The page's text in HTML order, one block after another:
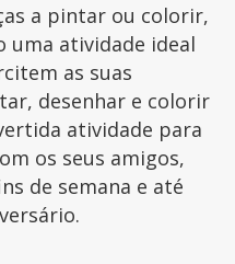
a pintar ou colorir,
uma atividade ideal
as suas
desenhar e colorir
atividade para
os seus amigos,
de semana e até